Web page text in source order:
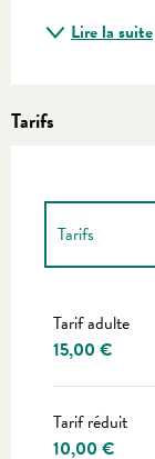
Lire la suite
Tarifs
Tarifs
Tarif adulte
15,00 €
Tarif réduit
10,00 €